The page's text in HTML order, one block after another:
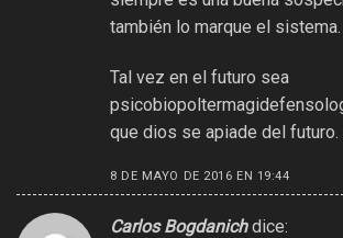
también lo marque el sistema.
Tal vez en el futuro sea
que dios se apiade del futuro.
8 DE MAYO DE 2016 EN 19:44
Carlos Bogdanich dice: